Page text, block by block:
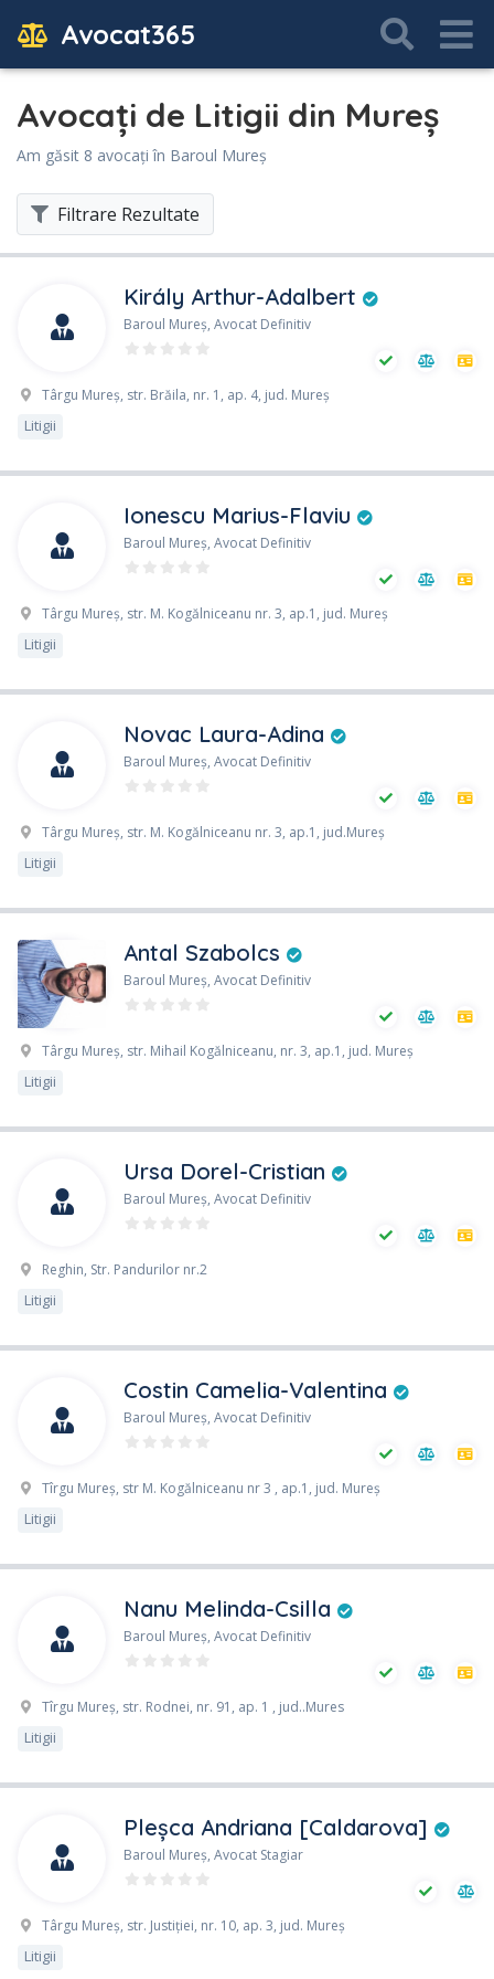
Avocat365
Avocați de Litigii din Mureş
Am găsit 8 avocați în Baroul Mureş
Király Arthur-Adalbert
Baroul Mureş, Avocat Definitiv
Târgu Mureş, str. Brăila, nr. 1, ap. 4, jud. Mureș
Litigii
Ionescu Marius-Flaviu
Baroul Mureş, Avocat Definitiv
Târgu Mureş, str. M. Kogălniceanu nr. 3, ap.1, jud. Mureş
Litigii
Novac Laura-Adina
Baroul Mureş, Avocat Definitiv
Târgu Mureş, str. M. Kogălniceanu nr. 3, ap.1, jud.Mureş
Litigii
Antal Szabolcs
Baroul Mureş, Avocat Definitiv
Târgu Mureș, str. Mihail Kogălniceanu, nr. 3, ap.1, jud. Mureș
Litigii
Ursa Dorel-Cristian
Baroul Mureş, Avocat Definitiv
Reghin, Str. Pandurilor nr.2
Litigii
Costin Camelia-Valentina
Baroul Mureş, Avocat Definitiv
Tîrgu Mureş, str M. Kogălniceanu nr 3 , ap.1, jud. Mureş
Litigii
Nanu Melinda-Csilla
Baroul Mureş, Avocat Definitiv
Tîrgu Mureş, str. Rodnei, nr. 91, ap. 1 , jud..Mures
Litigii
Pleșca Andriana [Caldarova]
Baroul Mureş, Avocat Stagiar
Târgu Mureș, str. Justiției, nr. 10, ap. 3, jud. Mureș
Litigii
Filtrare Rezultate